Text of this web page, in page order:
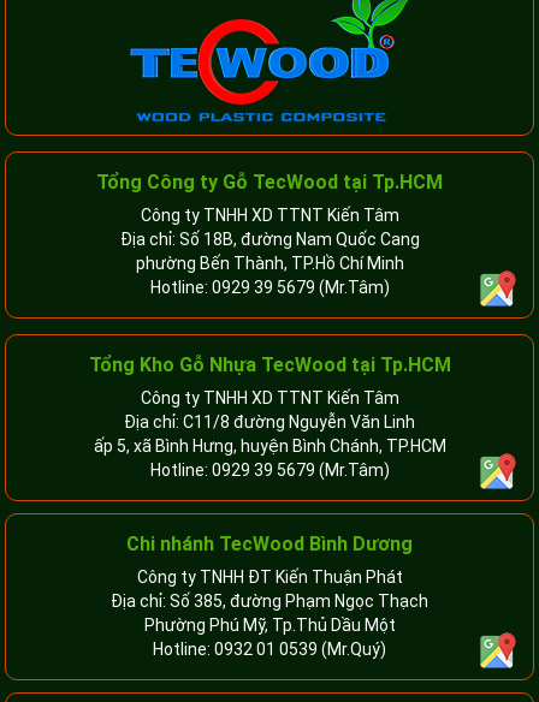
Tổng Công ty Gỗ TecWood tại Tp.HCM
Công ty TNHH XD TTNT Kiến Tâm
Địa chỉ: Số 18B, đường Nam Quốc Cang
phường Bến Thành, TP.Hồ Chí Minh
Hotline: 0929 39 5679 (Mr.Tâm)
Tổng Kho Gỗ Nhựa TecWood tại Tp.HCM
Công ty TNHH XD TTNT Kiến Tâm
Địa chỉ: C11/8 đường Nguyễn Văn Linh
ấp 5, xã Bình Hưng, huyện Bình Chánh, TP.HCM
Hotline: 0929 39 5679 (Mr.Tâm)
Chi nhánh TecWood Bình Dương
Công ty TNHH ĐT Kiến Thuận Phát
Địa chỉ: Số 385, đường Phạm Ngọc Thạch
Phường Phú Mỹ, Tp.Thủ Dầu Một
Hotline: 0932 01 0539 (Mr.Quý)